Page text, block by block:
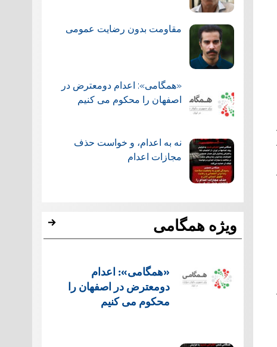
مقاومت بدون رضایت عمومی
«همگامی»: اعدام دومعترض در
اصفهان را محکوم می کنیم
نه به اعدام، و خواست حذف
مجازات اعدام
ویژه همگامی
«همگامی»: اعدام
دومعترض در اصفهان را
محکوم می کنیم